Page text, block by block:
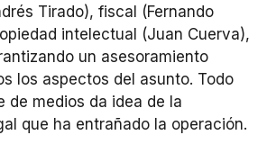
Tirado), fiscal (Fernando
intelectual (Juan Cuerva),
un asesoramiento
los aspectos del asunto. Todo
de medios da idea de la
que ha entrañado la operación.